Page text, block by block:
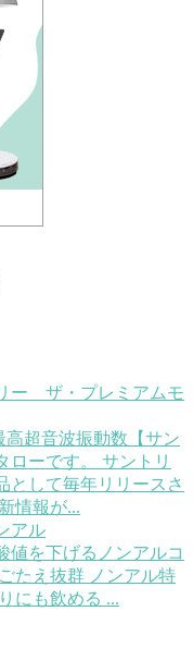
高超音波振動数【サン
ローです。 サントリ
として毎年リリースさ
情報が...
を下げるノンアルコ
たえ抜群 ノンアル特
にも飲める ...